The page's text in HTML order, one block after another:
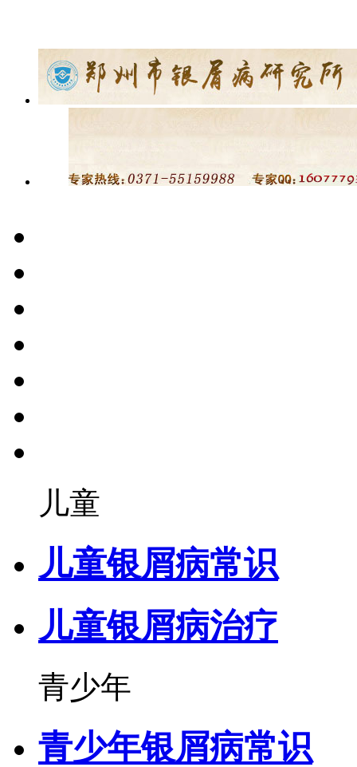
儿童
儿童银屑病常识
儿童银屑病治疗
青少年
青少年银屑病常识